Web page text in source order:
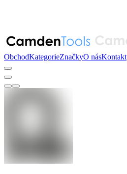
ObchodKategorieZnačkyO násKontakt